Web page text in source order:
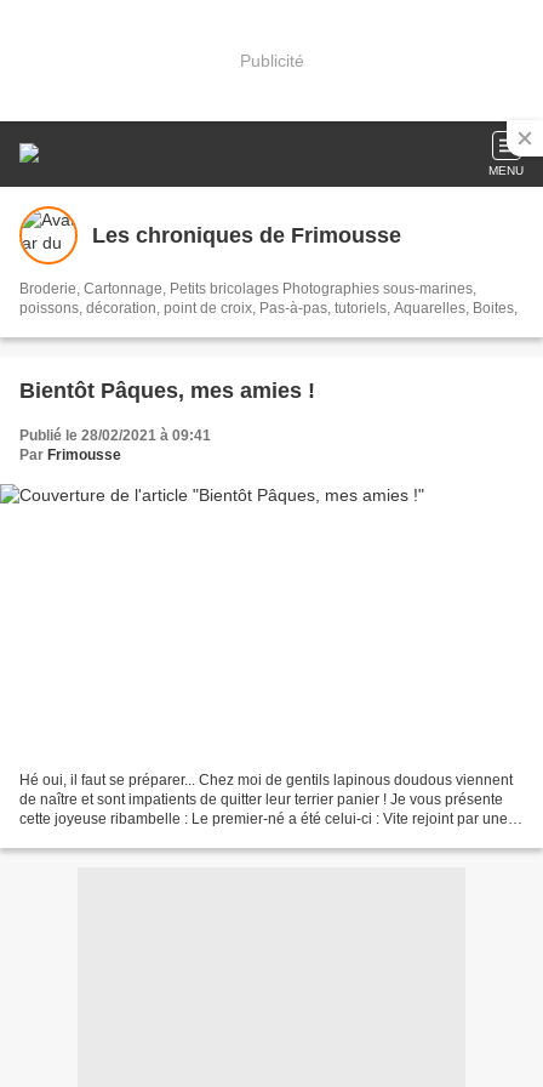
Publicité
MENU
Les chroniques de Frimousse
Broderie, Cartonnage, Petits bricolages Photographies sous-marines,
poissons, décoration, point de croix, Pas-à-pas, tutoriels, Aquarelles, Boites,
Bientôt Pâques, mes amies !
Publié le 28/02/2021 à 09:41
Par Frimousse
Hé oui, il faut se préparer... Chez moi de gentils lapinous doudous viennent
de naître et sont impatients de quitter leur terrier panier ! Je vous présente
cette joyeuse ribambelle : Le premier-né a été celui-ci : Vite rejoint par une